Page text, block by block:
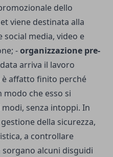
dello
viene destinata alla
media, video e
-organizzazione pre-
arriva il lavoro
è affatto finito perché
modo che esso si
senza intoppi. In
della sicurezza,
a controllare
alcuni disguidi